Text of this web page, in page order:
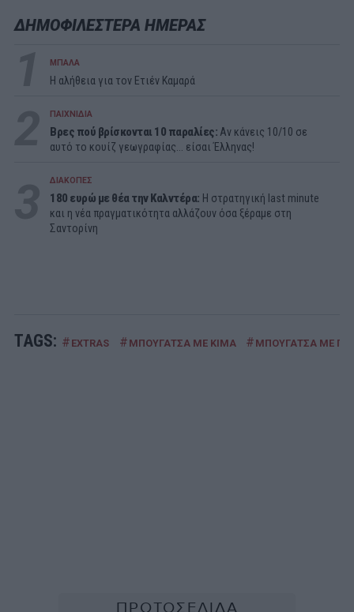
ΔΗΜΟΦΙΛΕΣΤΕΡΑ ΗΜΕΡΑΣ
ΜΠΑΛΑ
Η αλήθεια για τον Ετιέν Καμαρά
ΠΑΙΧΝΙΔΙΑ
Βρες πού βρίσκονται 10 παραλίες: Αν κάνεις 10/10 σε
αυτό το κουίζ γεωγραφίας... είσαι Έλληνας!
ΔΙΑΚΟΠΕΣ
180 ευρώ με θέα την Καλντέρα: Η στρατηγική last minute
και η νέα πραγματικότητα αλλάζουν όσα ξέραμε στη
Σαντορίνη
TAGS: # EXTRAS # ΜΠΟΥΓΑΤΣΑ ΜΕ ΚΙΜΑ # ΜΠΟΥΓΑΤΣΑ ΜΕ